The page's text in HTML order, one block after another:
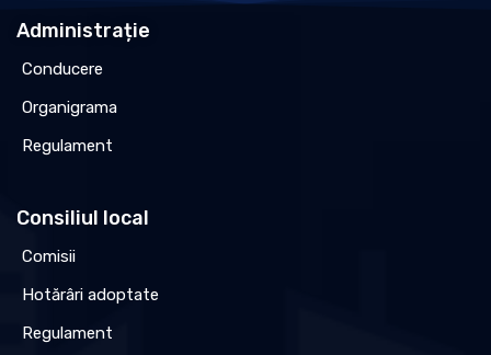
Administrație
Conducere
Organigrama
Regulament
Consiliul local
Comisii
Hotărâri adoptate
Regulament